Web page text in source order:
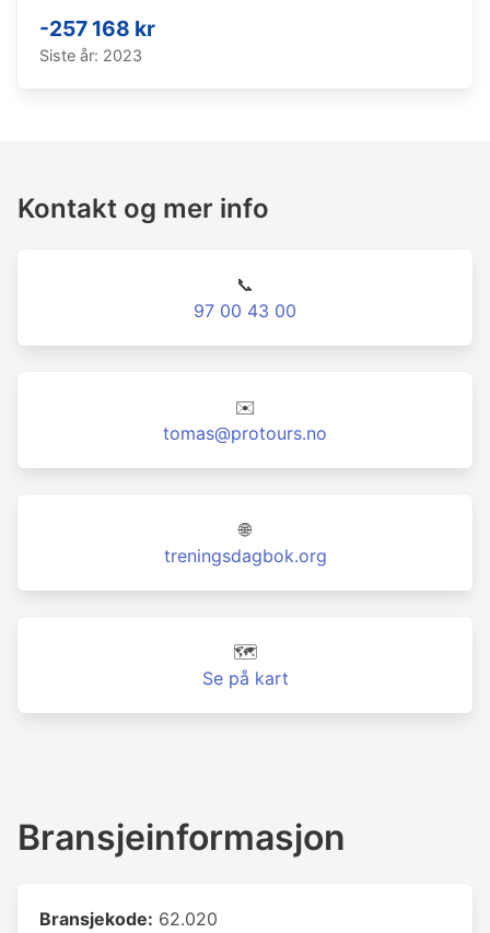
-257 168 kr
Siste år: 2023
Kontakt og mer info
📞
97 00 43 00
✉️
tomas@protours.no
🌐
treningsdagbok.org
🗺️
Se på kart
Bransjeinformasjon
Bransjekode: 62.020